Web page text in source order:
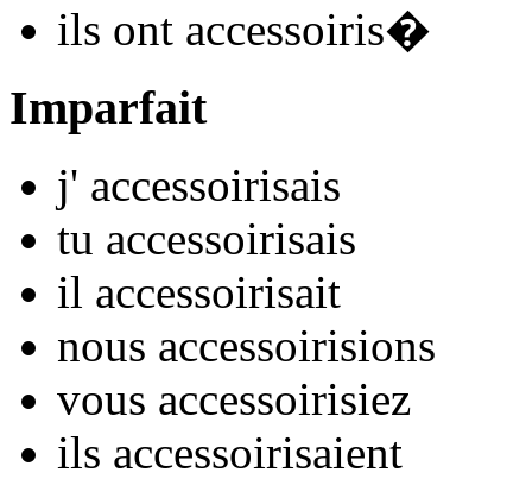
ils ont accessoiris�
Imparfait
j' accessoirisais
tu accessoirisais
il accessoirisait
nous accessoirisions
vous accessoirisiez
ils accessoirisaient